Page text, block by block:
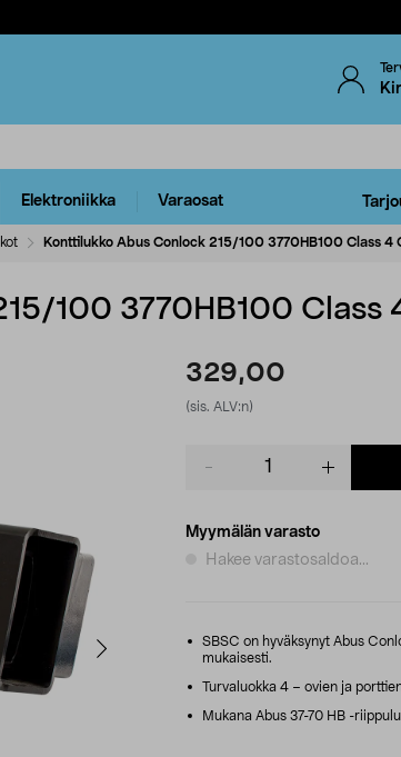
Elektroniikka Varaosat
Konttilukko Abus Conlock 215/100 3770HB100 Class 4
100 3770HB100 Class
329,00
(sis. ALV:n)
Myymälän varasto
Hakee varastosaldoa...
SBSC on hyväksynyt Abus
mukaisesti.
Turvaluokka 4 – ovien ja
Mukana Abus 37-70 HB -